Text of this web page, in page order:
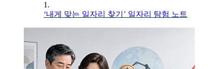
1.
‘내게 맞는 일자리 찾기’ 일자리 탐험 노트